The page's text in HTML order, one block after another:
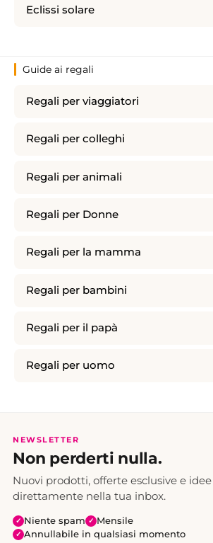
Eclissi solare
Guide ai regali
Regali per viaggiatori
Regali per colleghi
Regali per animali
Regali per Donne
Regali per la mamma
Regali per bambini
Regali per il papà
Regali per uomo
NEWSLETTER
Non perderti nulla.
Nuovi prodotti, offerte esclusive e
direttamente nella tua inbox.
✓ Niente spam ✓ Mensile
✓ Annullabile in qualsiasi momento